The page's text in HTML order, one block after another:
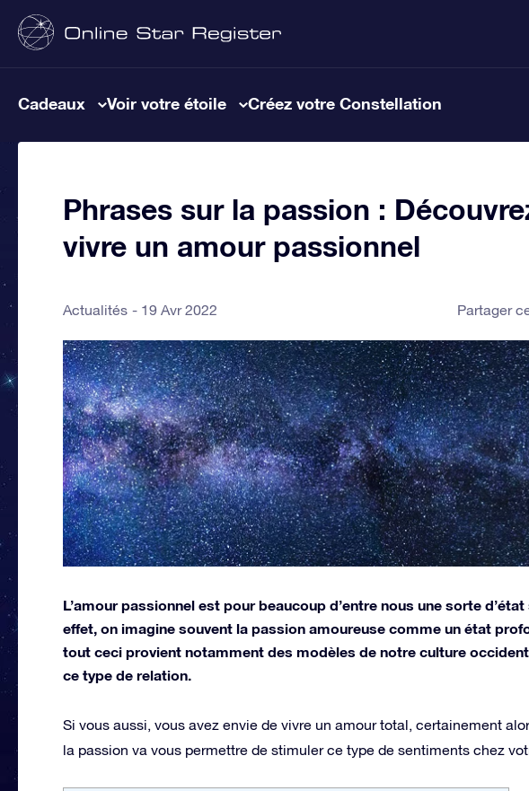
Cadeaux Voir votre étoile Créez votre Constellation
Phrases sur la passion :
vivre un amour passionnel
Actualités 19 Avr 2022 Partager
L’amour passionnel est pour beaucoup d’entre nous une sorte
effet, on imagine souvent la passion amoureuse comme un état
tout ceci provient notamment des modèles de notre culture
ce type de relation.
Si vous aussi, vous avez envie de vivre un amour total, certainement
la passion va vous permettre de stimuler ce type de sentiments chez